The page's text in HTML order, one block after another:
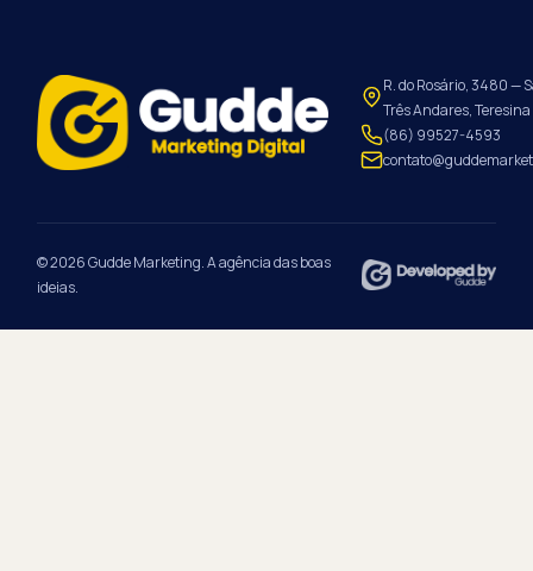
R. do Rosário, 3480 —
Três Andares,
(86) 99527-4593
© 2026 Gudde Marketing. A agência das boas
ideias.